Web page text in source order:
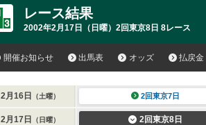
レース結果
2002年2月17日（日曜）2回東京8日 8レース
開催お知らせ 出馬表 オッズ 払戻金
2月16日 （土曜） 2回東京7日
2月17日 （日曜） 2回東京8日